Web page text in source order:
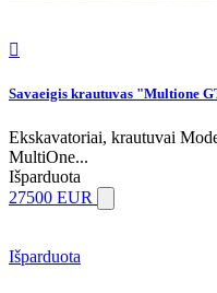

Savaeigis krautuvas "Multione
Ekskavatoriai, krautuvai
MultiOne...
Išparduota
27500 EUR
Išparduota